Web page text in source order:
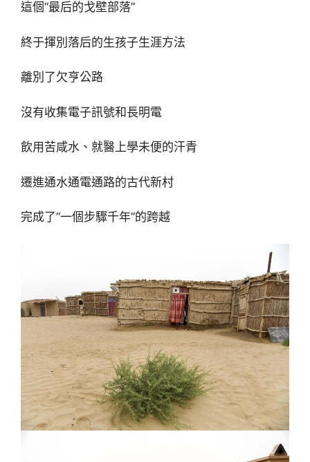
這個“最后的戈壁部落”
終于揮別落后的生孩子生涯方法
離別了欠亨公路
沒有收集電子訊號和長明電
飲用苦咸水、就醫上學未便的汗青
遷進通水通電通路的古代新村
完成了“一個步驟千年”的跨越